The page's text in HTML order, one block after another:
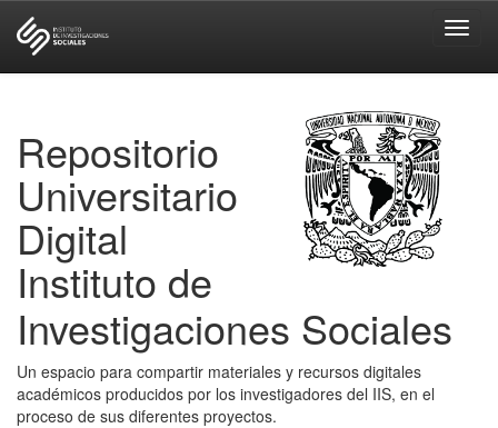
Repositorio
Universitario
Digital
Instituto de
Investigaciones Sociales
Un espacio para compartir materiales y recursos digitales
académicos producidos por los investigadores del IIS, en el
proceso de sus diferentes proyectos.